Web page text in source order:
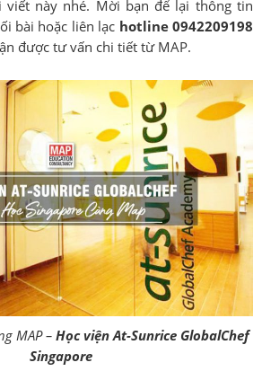
viết này nhé. Mời bạn để lại thông tin
bài hoặc liên lạc hotline 0942209198
được tư vấn chi tiết từ MAP.
MAP – Học viện At-Sunrice GlobalChef
Singapore